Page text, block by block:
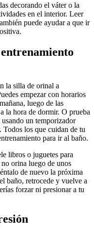
decorando el váter o la
en el interior. Leer
puede ayudar a que ir
la silla de orinal a
empezar con horarios
luego de las
la hora de dormir. O prueba
un temporizador
Todos los que cuidan de tu
para ir al baño.
libros o juguetes para
orina luego de unos
de nuevo la próxima
baño, retrocede y vuelve a
forzar ni presionar a tu